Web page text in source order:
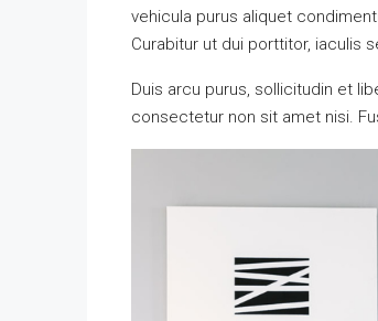
vehicula purus aliquet
Curabitur ut dui porttitor, iaculis
Duis arcu purus, sollicitudin et
consectetur non sit amet nisi.